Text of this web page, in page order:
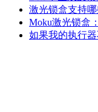
激光锁盒支持
Moku激光锁盒
如果我的执行